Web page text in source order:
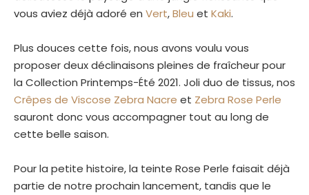
vous aviez déjà adoré en Vert,Bleu et Kaki.
Plus douces cette fois, nous avons voulu vous
proposer deux déclinaisons pleines de fraîcheur pour
la Collection Printemps-Été 2021. Joli duo de tissus, nos
Crêpes de Viscose Zebra Nacre et Zebra Rose Perle
sauront donc vous accompagner tout au long de
cette belle saison.
Pour la petite histoire, la teinte Rose Perle faisait déjà
partie de notre prochain lancement, tandis que le